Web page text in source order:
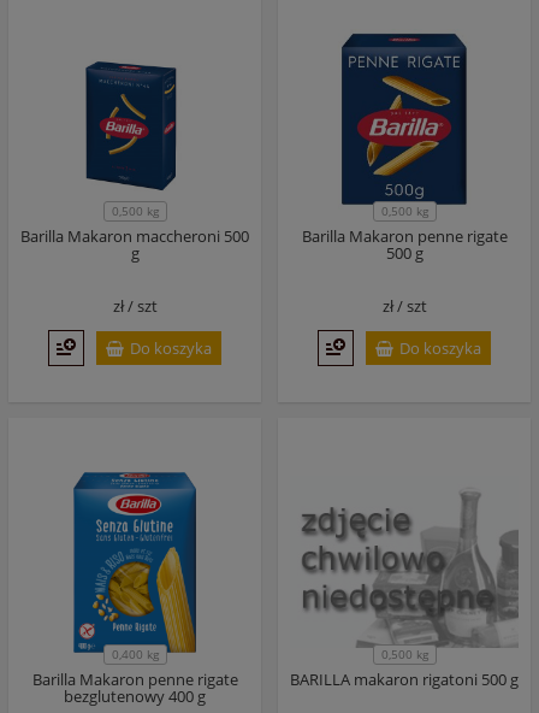
0,500 kg
Barilla Makaron maccheroni 500
g
zł /szt
Do koszyka
0,500 kg
Barilla Makaron penne rigate
500 g
zł /szt
Do koszyka
0,400 kg
Barilla Makaron penne rigate
bezglutenowy 400 g
0,500 kg
BARILLA makaron rigatoni 500 g